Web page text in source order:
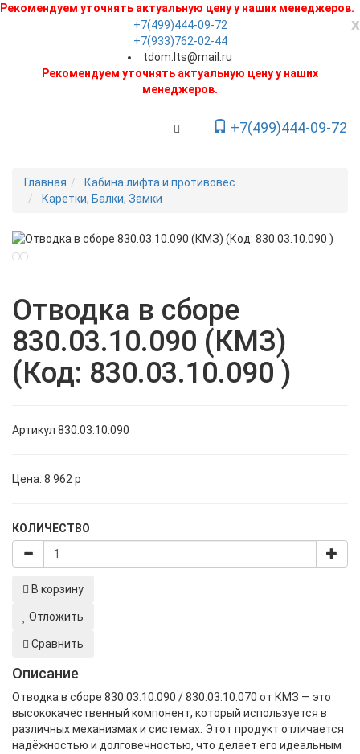
Рекомендуем уточнять актуальную цену у наших менеджеров.
x
+7(499)444-09-72
+7(933)762-02-44
tdom.lts@mail.ru
Рекомендуем уточнять актуальную цену у наших
менеджеров.
+7(499)444-09-72
Toggle Navigation
Главная
Кабина лифта и противовес
Каретки, Балки, Замки
Отводка в сборе
830.03.10.090 (КМЗ)
(Код: 830.03.10.090 )
Артикул 830.03.10.090
Цена: 8 962p
КОЛИЧЕСТВО
В корзину
Отложить
Сравнить
Описание
Отводка в сборе 830.03.10.090 / 830.03.10.070 от КМЗ — это
высококачественный компонент, который используется в
различных механизмах и системах. Этот продукт отличается
надёжностью и долговечностью, что делает его идеальным